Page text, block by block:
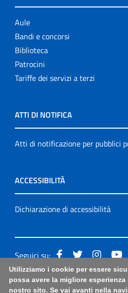
Aule
Bandi e concorsi
Biblioteca
Patrocini
Tariffe dei servizi a terzi
ATTI DI NOTIFICA
Atti di notificazione per pubblici
ACCESSIBILITÀ
Dichiarazione di accessibilità
Seguici su:
Accessibilità: form di
Utilizziamo i cookie per essere
possa avere la migliore esperienza
nostro sito. Se vai avanti nella